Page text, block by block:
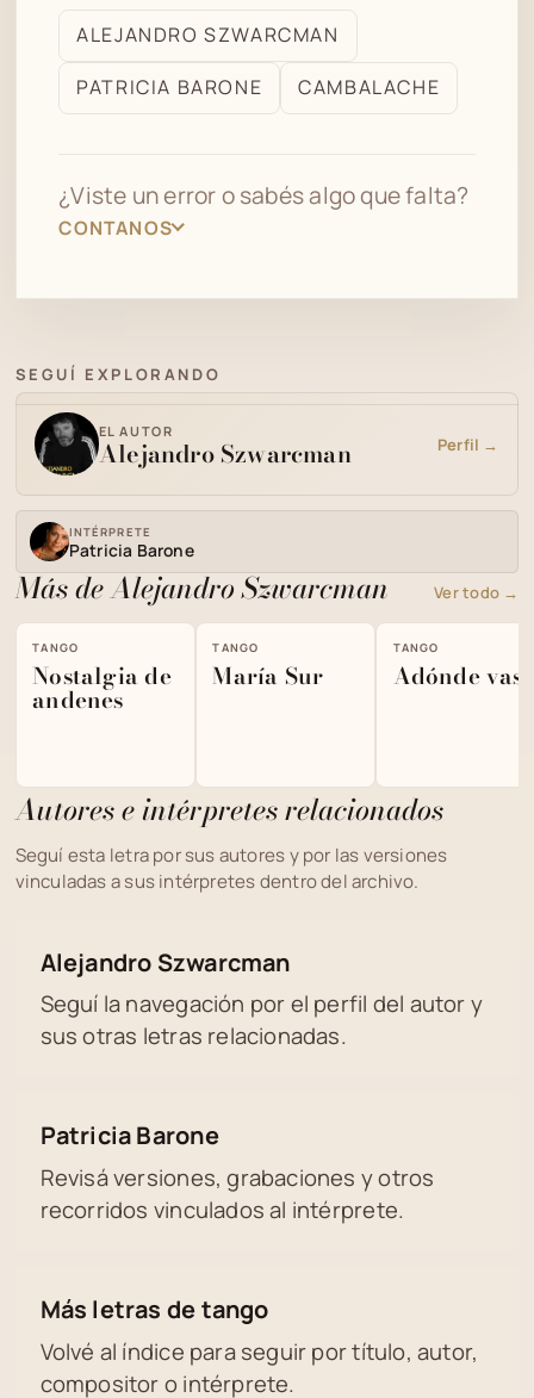
en
archivo
ALEJANDRO SZWARCMAN
PATRICIA BARONE
CAMBALACHE
¿Viste un error o sabés algo que falta?
CONTANOS
SEGUÍ EXPLORANDO
EL AUTOR
Alejandro Szwarcman Perfil →
INTÉRPRETE
Patricia Barone
Más de Alejandro Szwarcman Ver todo →
TANGO
Nostalgia de
andenes
TANGO
María Sur
TANGO
Adónde vas
Autores e intérpretes relacionados
Seguí esta letra por sus autores y por las versiones
vinculadas a sus intérpretes dentro del archivo.
Alejandro Szwarcman
Seguí la navegación por el perfil del autor y
sus otras letras relacionadas.
Patricia Barone
Revisá versiones, grabaciones y otros
recorridos vinculados al intérprete.
Más letras de tango
Volvé al índice para seguir por título, autor,
compositor o intérprete.